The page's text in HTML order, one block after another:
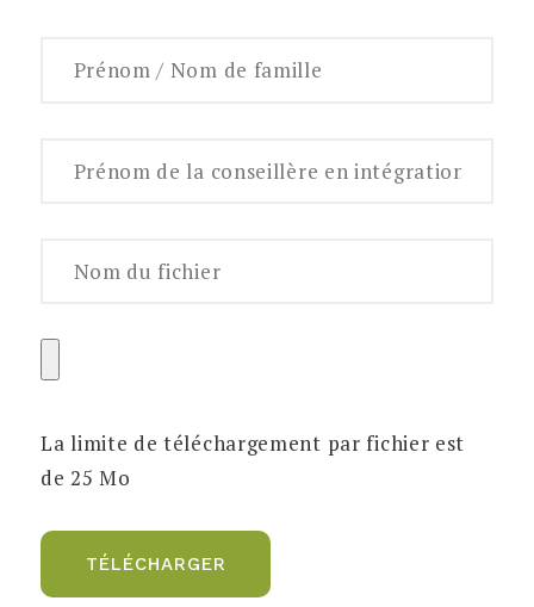
La limite de téléchargement par fichier est
de 25 Mo